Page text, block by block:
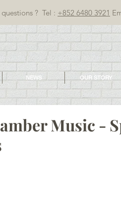
? Tel : +852 6480 3921
NEWS OUR STORY
Music -